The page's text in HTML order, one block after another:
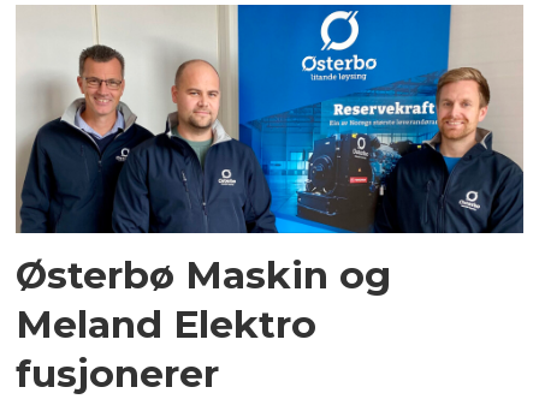
Østerbø Maskin og
Meland Elektro
fusjonerer